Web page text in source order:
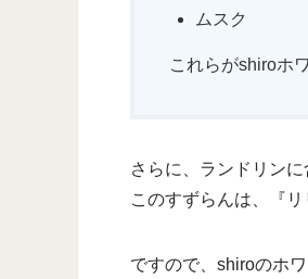
ムスク
これらがshiroホ
さらに、ランドリン
このすずらんは、『
ですので、shiroのホ